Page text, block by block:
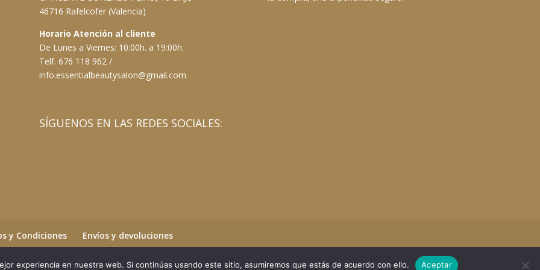
46716 Rafelcofer (Valencia)
Horario Atención al cliente
De Lunes a Viernes: 10:00h. a 19:00h.
Telf. 676 118 962 /
info.essentialbeautysalon@gmail.com
SÍGUENOS EN LAS REDES SOCIALES:
y Condiciones Envíos y devoluciones
experiencia en nuestra web. Si continúas usando este sitio, asumiremos que estás de acuerdo con ello. Aceptar